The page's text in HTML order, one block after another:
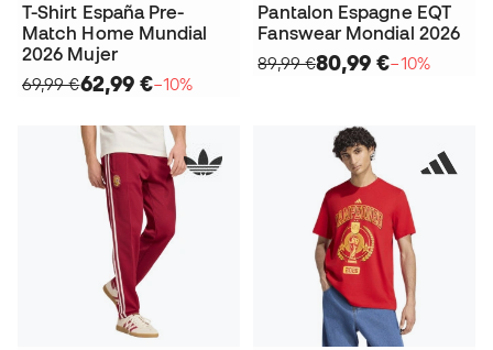
T-Shirt España Pre-
Match Home Mundial
2026 Mujer
69,99 €62,99 €−10%
Pantalon Espagne EQT
Fanswear Mondial 2026
89,99 €80,99 €−10%